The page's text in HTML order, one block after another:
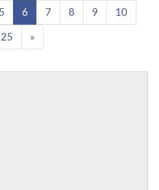
4
5 Pagina 5
6 Pagina 6
7 Pagina 7
8 Pagina 8
9 Pagina 9
10
25Pagina 25
»Pagina successiva